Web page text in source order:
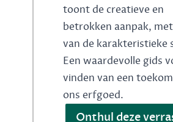
toont de creatieve en
betrokken aanpak,
van de karakteristieke
Een waardevolle gids
vinden van een
ons erfgoed.
Onthul deze